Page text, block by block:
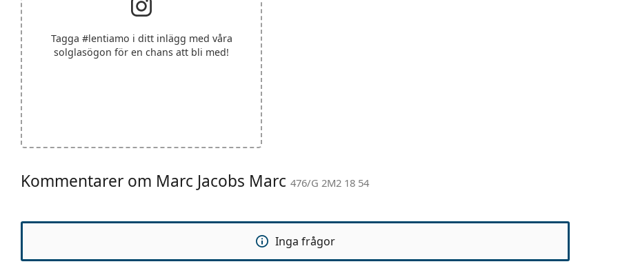
Tagga #lentiamo i ditt inlägg med våra
solglasögon för en chans att bli med!
Kommentarer om Marc Jacobs Marc 476/G 2M2 18 54
Inga frågor